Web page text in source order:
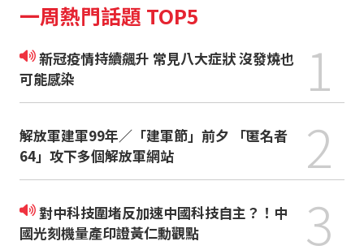
一周熱門話題 TOP5
新冠疫情持續飆升 常見八大症狀 沒發燒也
可能感染
1
解放軍建軍99年／「建軍節」前夕 「匿名者
64」攻下多個解放軍網站
2
對中科技圍堵反加速中國科技自主？！中
國光刻機量產印證黃仁勳觀點
3